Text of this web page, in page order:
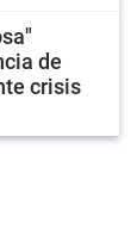
de
crisis